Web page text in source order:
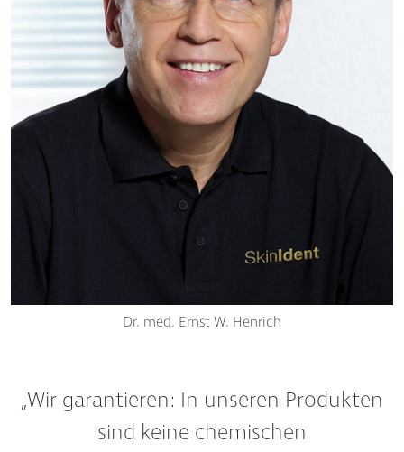
sind keine chemischen
Konservierungsmittel, kein Parfüm und